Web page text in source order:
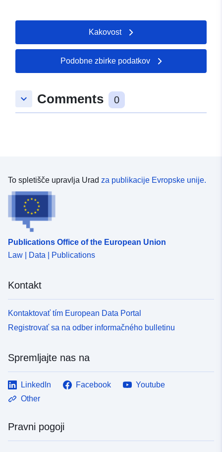
Kakovost
Podobne zbirke podatkov
keyboard_arrow_down Comments 0
To spletišče upravlja Urad za publikacije Evropske unije.
Publications Office of the European Union
Law | Data | Publications
Kontakt
Kontaktovať tím European Data Portal
Registrovať sa na odber informačného bulletinu
Spremljajte nas na
LinkedIn Facebook
Youtube
Other
Pravni pogoji